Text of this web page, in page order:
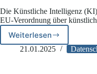
Die Künstliche Intelligenz
EU-Verordnung über
Weiterlesen
So
geht
21.01.2025